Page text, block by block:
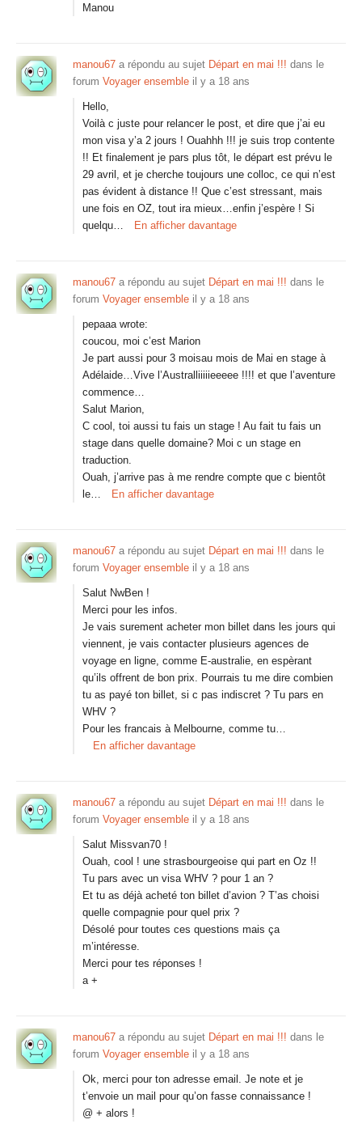
Manou
manou67 a répondu au sujet Départ en mai !!! dans le
forum Voyager ensemble il y a 18 ans
Hello,
Voilà c juste pour relancer le post, et dire que j’ai eu
mon visa y’a 2 jours ! Ouahhh !!! je suis trop contente
!! Et finalement je pars plus tôt, le départ est prévu le
29 avril, et je cherche toujours une colloc, ce qui n’est
pas évident à distance !! Que c’est stressant, mais
une fois en OZ, tout ira mieux…enfin j’espère ! Si
quelqu…
En afficher davantage
manou67 a répondu au sujet Départ en mai !!! dans le
forum Voyager ensemble il y a 18 ans
pepaaa wrote:
coucou, moi c’est Marion
Je part aussi pour 3 moisau mois de Mai en stage à
Adélaide…Vive l’Australliiiiieeeee !!!! et que l’aventure
commence…
Salut Marion,
C cool, toi aussi tu fais un stage ! Au fait tu fais un
stage dans quelle domaine? Moi c un stage en
traduction.
Ouah, j’arrive pas à me rendre compte que c bientôt
le…
En afficher davantage
manou67 a répondu au sujet Départ en mai !!! dans le
forum Voyager ensemble il y a 18 ans
Salut NwBen !
Merci pour les infos.
Je vais surement acheter mon billet dans les jours qui
viennent, je vais contacter plusieurs agences de
voyage en ligne, comme E-australie, en espèrant
qu’ils offrent de bon prix. Pourrais tu me dire combien
tu as payé ton billet, si c pas indiscret ? Tu pars en
WHV ?
Pour les francais à Melbourne, comme tu…
En afficher davantage
manou67 a répondu au sujet Départ en mai !!! dans le
forum Voyager ensemble il y a 18 ans
Salut Missvan70 !
Ouah, cool ! une strasbourgeoise qui part en Oz !!
Tu pars avec un visa WHV ? pour 1 an ?
Et tu as déjà acheté ton billet d’avion ? T’as choisi
quelle compagnie pour quel prix ?
Désolé pour toutes ces questions mais ça
m’intéresse.
Merci pour tes réponses !
a +
manou67 a répondu au sujet Départ en mai !!! dans le
forum Voyager ensemble il y a 18 ans
Ok, merci pour ton adresse email. Je note et je
t’envoie un mail pour qu’on fasse connaissance !
@ + alors !